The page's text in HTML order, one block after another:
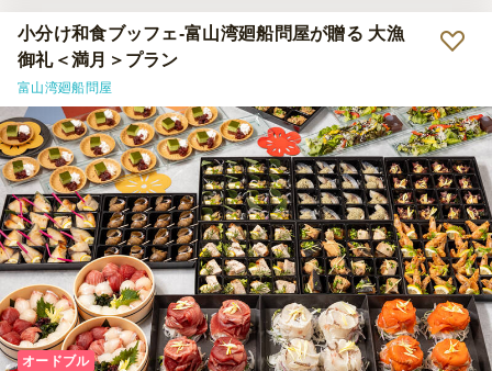
小分け和食ブッフェ‐富山湾廻船問屋が贈る 大漁
御礼＜満月＞プラン
富山湾廻船問屋
オードブル